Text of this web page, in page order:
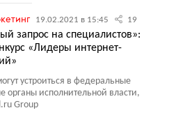
19.02.2021 в 15:45 19
запрос на специалистов»:
«Лидеры интернет-
устроиться в федеральные
органы исполнительной власти,
Group